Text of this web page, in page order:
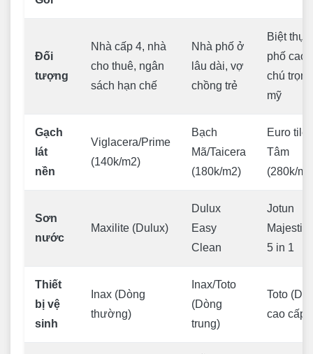
Đối
tượng
Nhà cấp 4, nhà
cho thuê, ngân
sách hạn chế
Nhà phố ở
lâu dài, vợ
chồng trẻ
Biệt thự,
phố cao
chú
mỹ
Gạch
lát
nền
Viglacera/Prime
(140k/m2)
Bạch
Mã/Taicera
(180k/m2)
Euro
Tâm
(280k/
Sơn
nước
Maxilite (Dulux)
Dulux
Easy
Clean
Jotun
5 in 1
Thiết
bị vệ
sinh
Inax (Dòng
thường)
Inax/Toto
(Dòng
trung)
Toto
cao cấp)